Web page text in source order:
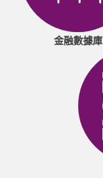
金融數據庫